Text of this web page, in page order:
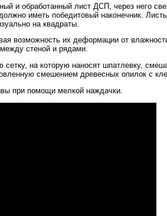
и обработанный лист ДСП, через него
иметь победитовый наконечник.
на квадраты.
возможность их деформации от
стеной и рядами.
сетку, на которую наносят шпатлевку,
смешением древесных опилок с
при помощи мелкой наждачки.